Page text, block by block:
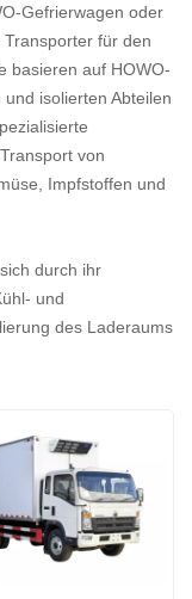
Gefrierwagen oder
für den
basieren auf HOWO-
isolierten Abteilen
von
Impfstoffen und
durch ihr
und
des Laderaums